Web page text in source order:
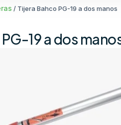
/ Tijera Bahco PG-19 a dos manos
19 a dos